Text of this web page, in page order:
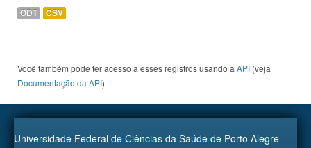
ODT CSV
Você também pode ter acesso a esses registros usando a API (veja
Documentação da API).
Universidade Federal de Ciências da Saúde de Porto Alegre